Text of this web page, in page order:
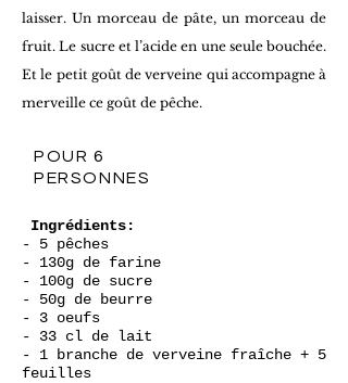
laisser. Un morceau de pâte, un morceau de
fruit. Le sucre et l’acide en une seule bouchée.
Et le petit goût de verveine qui accompagne à
merveille ce goût de pêche.
POUR 6
PERSONNES
Ingrédients:
- 5 pêches
- 130g de farine
- 100g de sucre
- 50g de beurre
- 3 oeufs
- 33 cl de lait
- 1 branche de verveine fraîche + 5
feuilles